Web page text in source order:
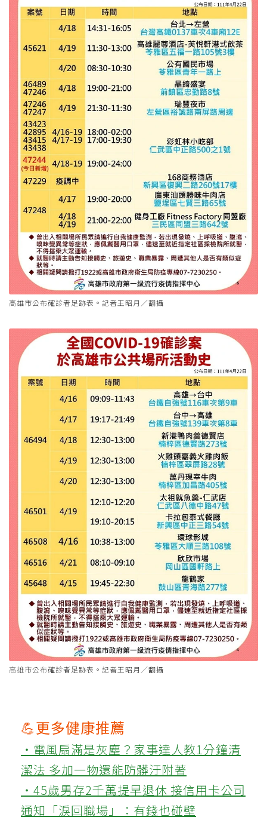
高雄市公布確診者足跡表。記者王昭月／翻攝
高雄市公布確診者足跡表。記者王昭月／翻攝
💪更多健康推薦
‧電風扇滿是灰塵？家事達人教1分鐘清
潔法 多加一物還能防髒汙附著
‧45歲男存2千萬提早退休 接信用卡公司
通知「淚回職場」：有錢也碰壁